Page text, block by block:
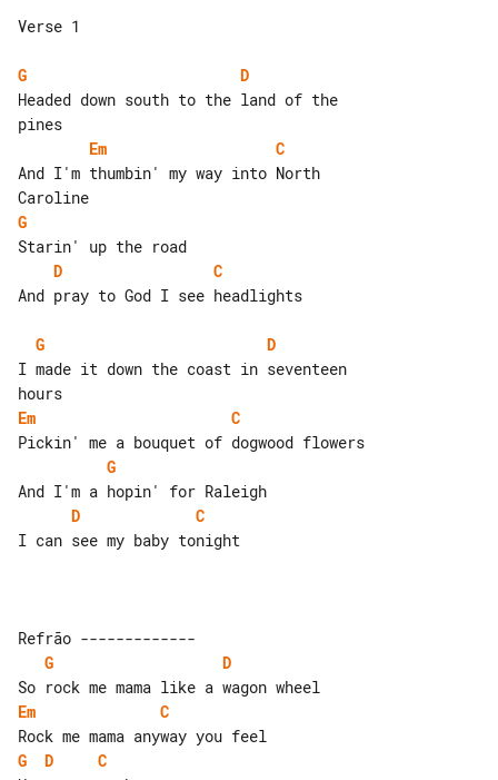
Verse 1
G
D
Headed down south to the land of the
Em
C
And I'm thumbin' my way into North
G
D
C
And pray to God I see headlights
G
D
I made it down the coast in seventeen
Em
C
G
D
C
I can see my baby tonight
G
D
Em
C
G
D
C